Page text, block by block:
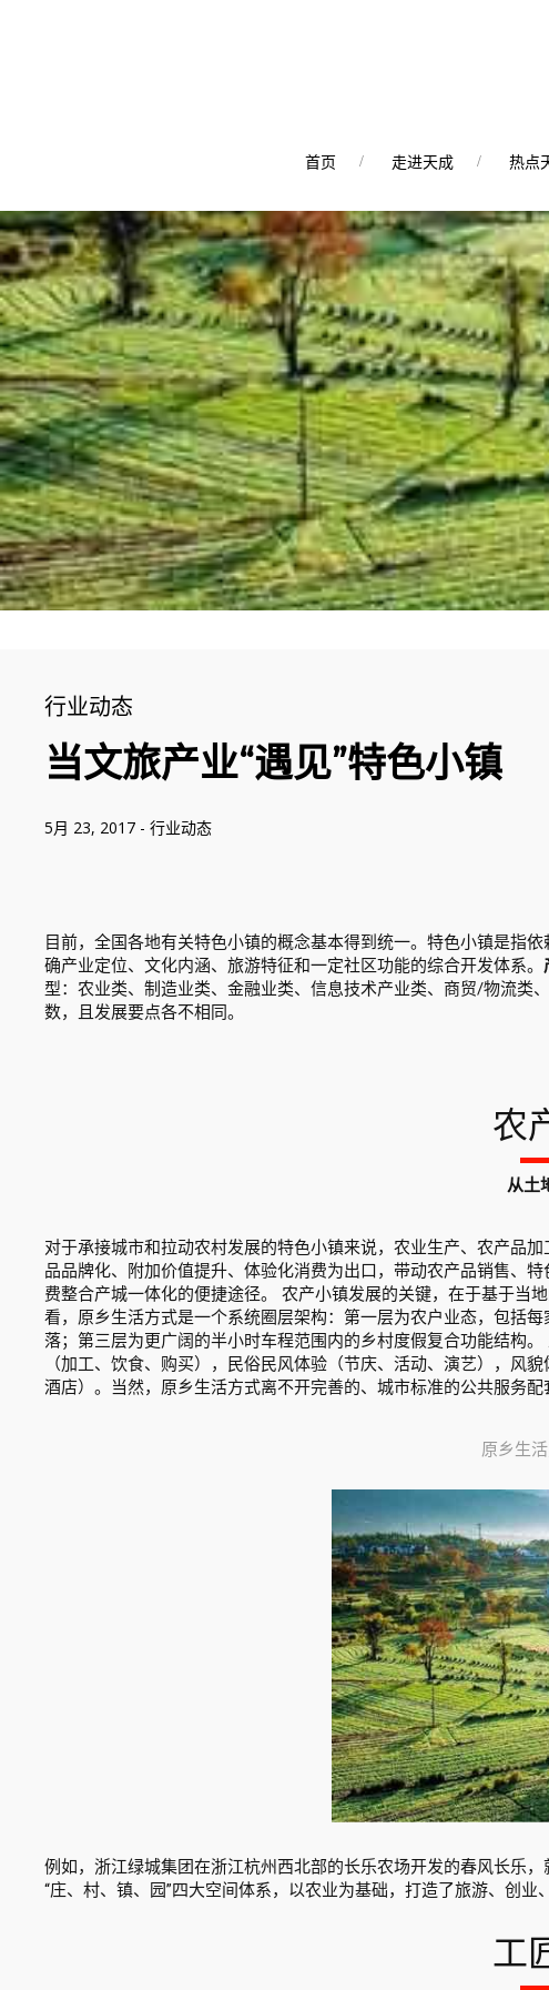
首页 走进天成 热点
行业动态
当文旅产业“遇见”特色小镇
5月 23, 2017 - 行业动态
目前，全国各地有关特色小镇的概念基本得到统一。特色小镇是指
确产业定位、文化内涵、旅游特征和一定社区功能的综合开发体系。
型：农业类、制造业类、金融业类、信息技术产业类、商贸/物流类
数，且发展要点各不相同。
农
从土
对于承接城市和拉动农村发展的特色小镇来说，农业生产、农产品
品品牌化、附加价值提升、体验化消费为出口，带动农产品销售、
费整合产城一体化的便捷途径。 农产小镇发展的关键，在于基于当
看，原乡生活方式是一个系统圈层架构：第一层为农户业态，包括
落；第三层为更广阔的半小时车程范围内的乡村度假复合功能结构
（加工、饮食、购买），民俗民风体验（节庆、活动、演艺），风
酒店）。当然，原乡生活方式离不开完善的、城市标准的公共服务配
原乡生
例如，浙江绿城集团在浙江杭州西北部的长乐农场开发的春风长乐
“庄、村、镇、园”四大空间体系，以农业为基础，打造了旅游、创
工